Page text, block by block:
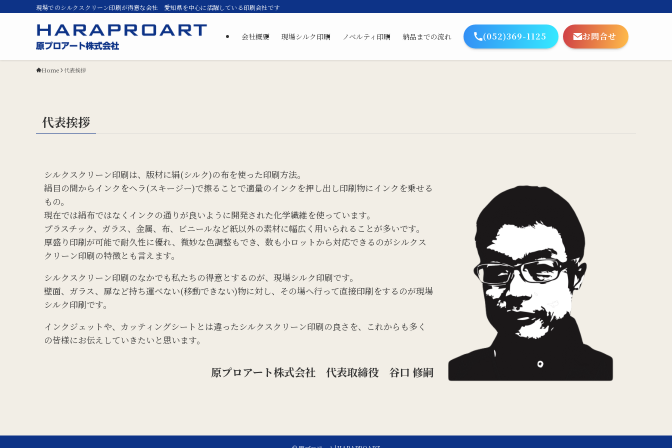
現場でのシルクスクリーン印刷が得意な会社 愛知県を中心に活躍している印刷会社です
会社概要 現場シルク印刷 ノベルティ印刷 納品までの流れ (052)369-1125 お問合せ
Home 代表挨拶
代表挨拶
シルクスクリーン印刷は、版材に絹(シルク)の布を使った印刷方法。
絹目の間からインクをヘラ(スキージー)で擦ることで適量のインクを押し出し印刷物にインクを乗せる
もの。
現在では絹布ではなくインクの通りが良いように開発された化学繊維を使っています。
プラスチック、ガラス、金属、布、ビニールなど紙以外の素材に幅広く用いられることが多いです。
厚盛り印刷が可能で耐久性に優れ、微妙な色調整もでき、数も小ロットから対応できるのがシルクス
クリーン印刷の特徴とも言えます。
シルクスクリーン印刷のなかでも私たちの得意とするのが、現場シルク印刷です。
壁面、ガラス、扉など持ち運べない(移動できない)物に対し、その場へ行って直接印刷をするのが現場
シルク印刷です。
インクジェットや、カッティングシートとは違ったシルクスクリーン印刷の良さを、これからも多く
の皆様にお伝えしていきたいと思います。
原プロアート株式会社 代表取締役 谷口 修嗣